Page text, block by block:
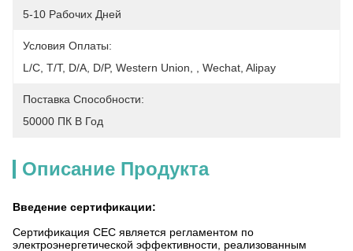
5-10 Рабочих Дней
Условия Оплаты:
L/C, T/T, D/A, D/P, Western Union, , Wechat, Alipay
Поставка Способности:
50000 ПК В Год
Описание Продукта
Введение сертификации:
Сертификация CEC является регламентом по
электроэнергетической эффективности, реализованным